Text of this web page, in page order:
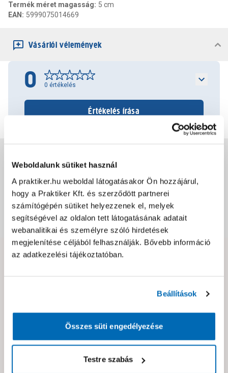
Weboldalunk sütiket használ
A praktiker.hu weboldal látogatásakor Ön hozzájárul,
hogy a Praktiker Kft. és szerződött partnerei
számítógépén sütiket helyezzenek el, melyek
segítségével az oldalon tett látogatásának adatait
webanalitikai és személyre szóló hirdetések
megjelenítése céljából felhasználják. Bővebb információ
az adatkezelési tájékoztatóban.
Beállítások
Összes süti engedélyezése
Testre szabás
Termék méret magasság: 5 cm
EAN : 5999075014669
Vásárlói vélemények
0 0 értékelés
Értékelés írása
Csomagolási és súly információk
Dokumentumok, felelős személy
Hibát találtál az oldalon vagy a termék leírásában?
Neked ajánljuk!